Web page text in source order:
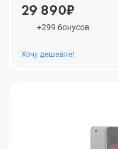
29 890₽
+299 бонусов
Хочу дешевле!